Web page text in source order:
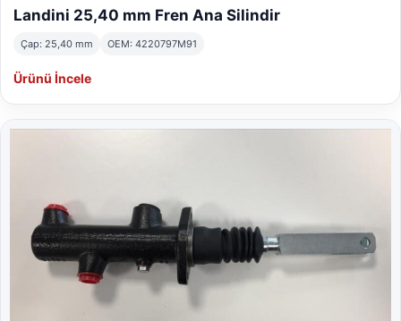
Landini 25,40 mm Fren Ana Silindir
Çap: 25,40 mm OEM: 4220797M91
Ürünü İncele